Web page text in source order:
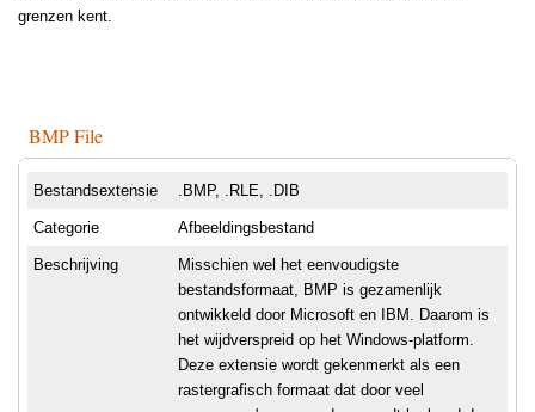
grenzen kent.
BMP File
Bestandsextensie .BMP, .RLE, .DIB
Categorie Afbeeldingsbestand
Beschrijving
Misschien wel het eenvoudigste
bestandsformaat, BMP is gezamenlijk
ontwikkeld door Microsoft en IBM. Daarom is
het wijdverspreid op het Windows-platform.
Deze extensie wordt gekenmerkt als een
rastergrafisch formaat dat door veel